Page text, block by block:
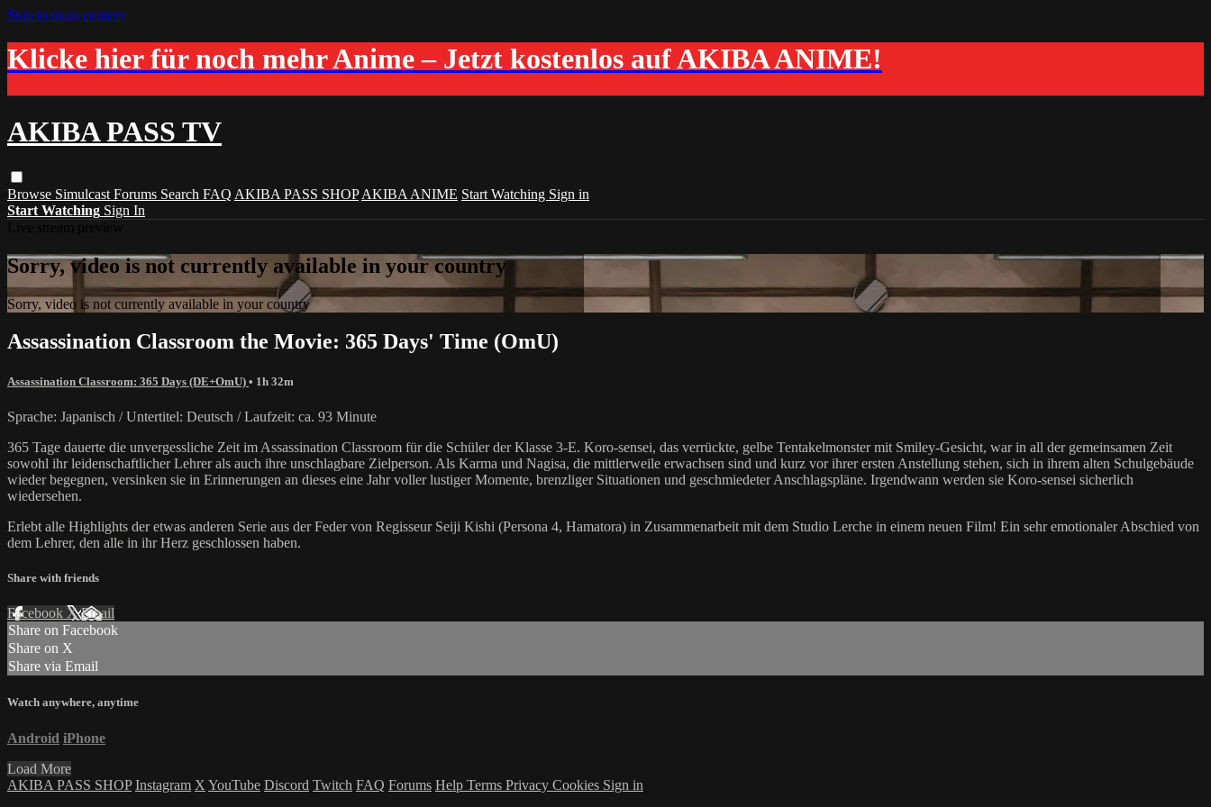
Skip to main content
Klicke hier für noch mehr Anime – Jetzt kostenlos auf AKIBA ANIME!
AKIBA PASS TV
Browse Simulcast Forums Search FAQ AKIBA PASS SHOP AKIBA ANIME Start Watching Sign in
Start Watching Sign In
Sorry, video is not currently available in your country
Sorry, video is not currently available in your country
Assassination Classroom the Movie: 365 Days' Time (OmU)
Assassination Classroom: 365 Days (DE+OmU) • 1h 32m
Sprache: Japanisch / Untertitel: Deutsch / Laufzeit: ca. 93 Minute
365 Tage dauerte die unvergessliche Zeit im Assassination Classroom für die Schüler der Klasse 3-E. Koro-sensei, das verrückte, gelbe Tentakelmonster mit Smiley-Gesicht, war in all der gemeinsamen Zeit
sowohl ihr leidenschaftlicher Lehrer als auch ihre unschlagbare Zielperson. Als Karma und Nagisa, die mittlerweile erwachsen sind und kurz vor ihrer ersten Anstellung stehen, sich in ihrem alten Schulgebäude
wieder begegnen, versinken sie in Erinnerungen an dieses eine Jahr voller lustiger Momente, brenzliger Situationen und geschmiedeter Anschlagspläne. Irgendwann werden sie Koro-sensei sicherlich
wiedersehen.
Erlebt alle Highlights der etwas anderen Serie aus der Feder von Regisseur Seiji Kishi (Persona 4, Hamatora) in Zusammenarbeit mit dem Studio Lerche in einem neuen Film! Ein sehr emotionaler Abschied von
dem Lehrer, den alle in ihr Herz geschlossen haben.
Share with friends
Facebook XEmail
Share on Facebook
Share on X
Share via Email
Watch anywhere, anytime
Android iPhone
Load More
AKIBA PASS SHOP Instagram X YouTube Discord Twitch FAQ Forums Help Terms Privacy Cookies Sign in